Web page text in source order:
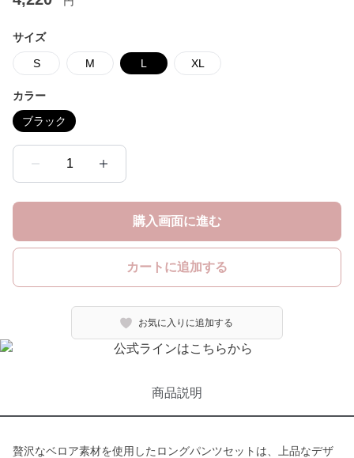
サイズ
S M L XL
カラー
ブラック
1
購入画面に進む
カートに追加する
お気に入りに追加する
商品説明
贅沢なベロア素材を使用したロングパンツセットは、上品なデザ